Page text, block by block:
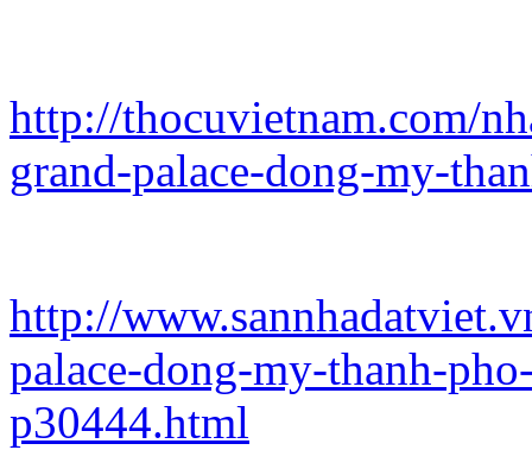
http://thocuvietnam.com/
grand-palace-dong-my-
http://
palace-dong-my-thanh-
p30444.html